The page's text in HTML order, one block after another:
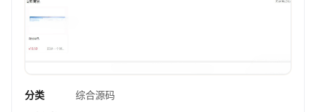
分类
综合源码